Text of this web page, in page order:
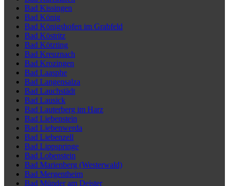
Bad Kissingen
Bad König
Bad Königshofen im Grabfeld
Bad Köstritz
Bad Kötzting
Bad Kreuznach
Bad Krozingen
Bad Laasphe
Bad Langensalza
Bad Lauchstädt
Bad Lausick
Bad Lauterberg im Harz
Bad Liebenstein
Bad Liebenwerda
Bad Liebenzell
Bad Lippspringe
Bad Lobenstein
Bad Marienberg (Westerwald)
Bad Mergentheim
Bad Münder am Deister